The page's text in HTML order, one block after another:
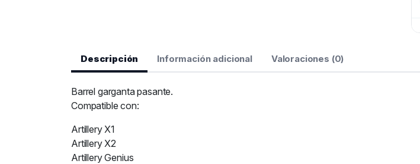
Descripción Información adicional Valoraciones (0)
Barrel garganta pasante.
Compatible con:
Artillery X1
Artillery X2
Artillery Genius